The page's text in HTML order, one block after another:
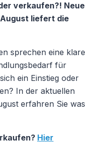
verkaufen?! Neue
liefert die
sprechen eine klare
für
ein Einstieg oder
In der aktuellen
erfahren Sie was
Hier